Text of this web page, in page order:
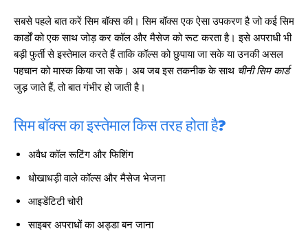
सबसे पहले बात करें सिम बॉक्स की। सिम बॉक्स एक ऐसा उपकरण है जो कई सिम
कार्डों को एक साथ जोड़ कर कॉल और मैसेज को रूट करता है। इसे अपराधी भी
बड़ी फुर्ती से इस्तेमाल करते हैं ताकि कॉल्स को छुपाया जा सके या उनकी असल
पहचान को मास्क किया जा सके। अब जब इस तकनीक के साथ चीनी सिम कार्ड
जुड़ जाते हैं, तो बात गंभीर हो जाती है।
सिम बॉक्स का इस्तेमाल किस तरह होता है?
अवैध कॉल रूटिंग और फिशिंग
धोखाधड़ी वाले कॉल्स और मैसेज भेजना
आइडेंटिटी चोरी
साइबर अपराधों का अड्डा बन जाना